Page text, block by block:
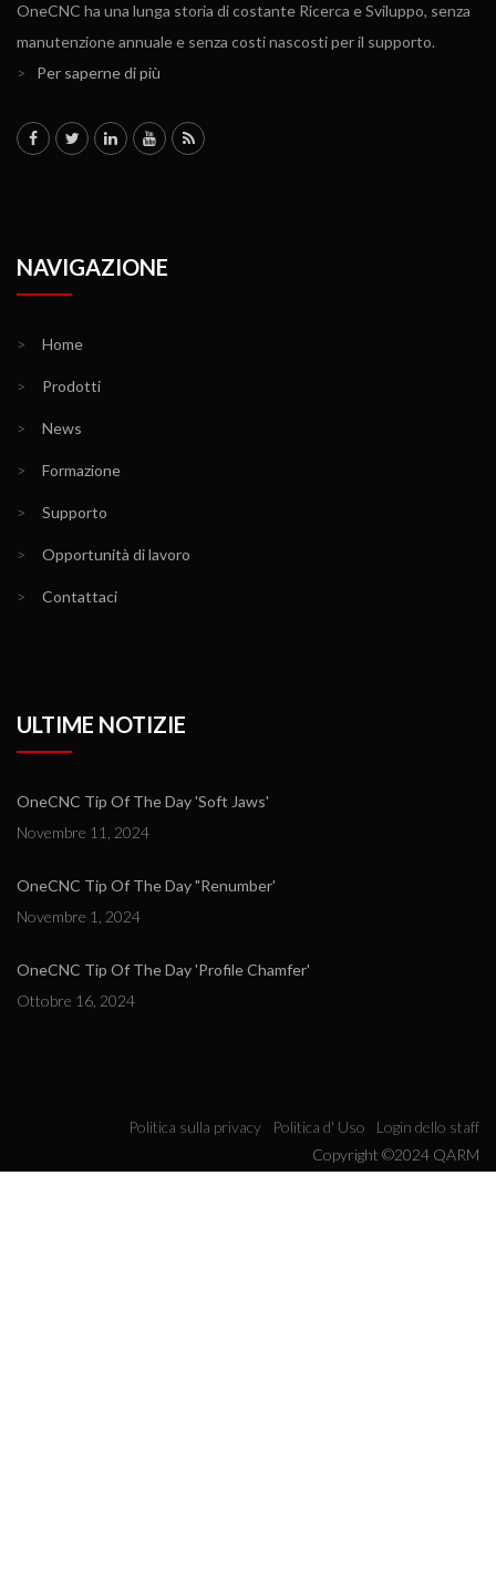
OneCNC ha una lunga storia di costante Ricerca e Sviluppo, senza
manutenzione annuale e senza costi nascosti per il supporto.
>
Per saperne di più
NAVIGAZIONE
> Home
> Prodotti
> News
> Formazione
> Supporto
> Opportunità di lavoro
> Contattaci
ULTIME NOTIZIE
OneCNC Tip Of The Day 'Soft Jaws'
Novembre 11, 2024
OneCNC Tip Of The Day "Renumber'
Novembre 1, 2024
OneCNC Tip Of The Day 'Profile Chamfer'
Ottobre 16, 2024
Politica sulla privacy Politica d' Uso
Login dello staff
Copyright ©2024 QARM